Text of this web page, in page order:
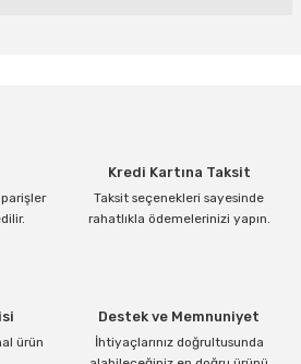
bilgiler bulunuyor.
bulunuyor.
Kredi Kartına Taksit
Taksit seçenekleri sayesinde
rahatlıkla ödemelerinizi yapın.
ürün
Destek ve Memnuniyet
İhtiyaçlarınız doğrultusunda